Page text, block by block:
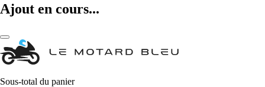
Ajout en cours...
Sous-total du panier